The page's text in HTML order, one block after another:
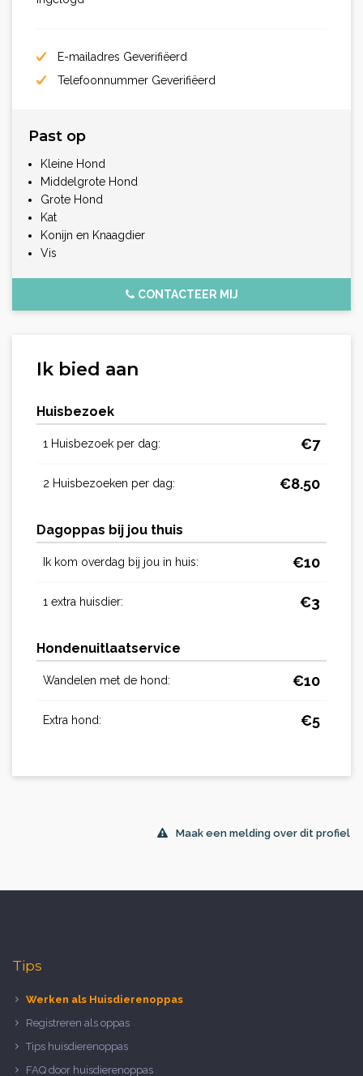
E-mailadres Geverifiëerd
Telefoonnummer Geverifiëerd
Past op
Kleine Hond
Middelgrote Hond
Grote Hond
Kat
Konijn en Knaagdier
Vis
CONTACTEER MIJ
Ik bied aan
Huisbezoek
1 Huisbezoek per dag: €7
2 Huisbezoeken per dag: €8.50
Dagoppas bij jou thuis
Ik kom overdag bij jou in huis: €10
1 extra huisdier: €3
Hondenuitlaatservice
Wandelen met de hond: €10
Extra hond: €5
Maak een melding over dit profiel
Tips
Werken als Huisdierenoppas
Registreren als oppas
Tips huisdierenoppas
FAQ door huisdierenoppas